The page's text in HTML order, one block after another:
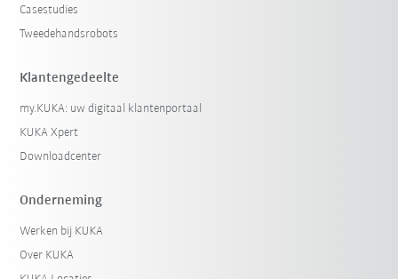
Casestudies
Tweedehandsrobots
Klantengedeelte
my.KUKA: uw digitaal klantenportaal
KUKA Xpert
Downloadcenter
Onderneming
Werken bij KUKA
Over KUKA